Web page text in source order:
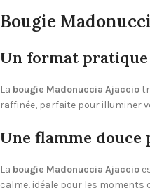
Bougie
Un format
La bougie Madonuccia Ajaccio
raffinée, parfaite pour illuminer
Une flamme douce
La bougie Madonuccia Ajaccio
calme, idéale pour les moments